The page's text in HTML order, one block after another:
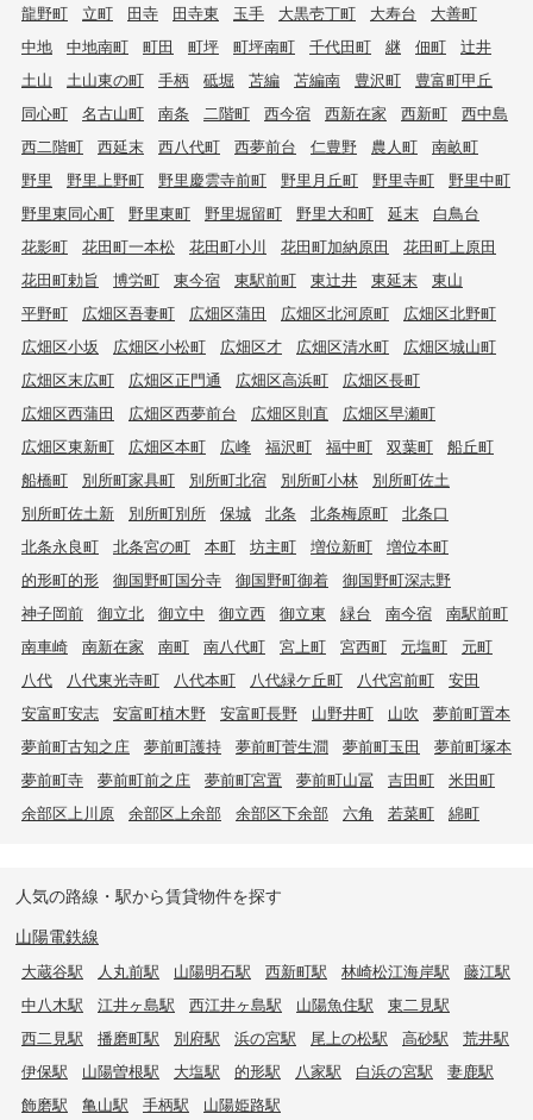
龍野町
立町 田寺 田寺東 玉手 大黒壱丁町 大寿台
大善町
中地
中地南町 町田 町坪 町坪南町 千代田町 継 佃町
辻井
土山
土山東の町 手柄 砥堀 苫編 苫編南 豊沢町
豊富町甲丘
同心町
名古山町 南条 二階町 西今宿 西新在家 西新町
西中島
西二階町
西延末 西八代町 西夢前台 仁豊野 農人町
南畝町
野里
野里上野町 野里慶雲寺前町 野里月丘町 野里寺町
野里中町
野里東同心町
野里東町 野里堀留町 野里大和町 延末
白鳥台
花影町
花田町一本松 花田町小川 花田町加納原田
花田町上原田
花田町勅旨
博労町 東今宿 東駅前町 東辻井 東延末
東山
平野町
広畑区吾妻町 広畑区蒲田 広畑区北河原町
広畑区北野町
広畑区小坂
広畑区小松町 広畑区才 広畑区清水町
広畑区城山町
広畑区末広町
広畑区正門通 広畑区高浜町
広畑区長町
広畑区西蒲田
広畑区西夢前台 広畑区則直
広畑区早瀬町
広畑区東新町
広畑区本町 広峰 福沢町 福中町 双葉町
船丘町
船橋町
別所町家具町 別所町北宿 別所町小林
別所町佐土
別所町佐土新
別所町別所 保城 北条 北条梅原町
北条口
北条永良町
北条宮の町 本町 坊主町 増位新町
増位本町
的形町的形
御国野町国分寺 御国野町御着
御国野町深志野
神子岡前
御立北 御立中 御立西 御立東 緑台 南今宿
南駅前町
南車崎
南新在家 南町 南八代町 宮上町 宮西町 元塩町
元町
八代
八代東光寺町 八代本町 八代緑ケ丘町 八代宮前町
安田
安富町安志
安富町植木野 安富町長野 山野井町 山吹
夢前町置本
夢前町古知之庄
夢前町護持 夢前町菅生澗 夢前町玉田
夢前町塚本
夢前町寺
夢前町前之庄 夢前町宮置 夢前町山冨 吉田町
米田町
余部区上川原
余部区上余部 余部区下余部 六角 若菜町 綿町
人気の路線・駅から賃貸物件を探す
山陽電鉄線
大蔵谷駅 人丸前駅 山陽明石駅 西新町駅 林崎松江海岸駅
藤江駅
中八木駅
江井ヶ島駅 西江井ヶ島駅 山陽魚住駅
東二見駅
西二見駅
播磨町駅 別府駅 浜の宮駅 尾上の松駅 高砂駅
荒井駅
伊保駅
山陽曽根駅 大塩駅 的形駅 八家駅 白浜の宮駅
妻鹿駅
飾磨駅
亀山駅 手柄駅 山陽姫路駅